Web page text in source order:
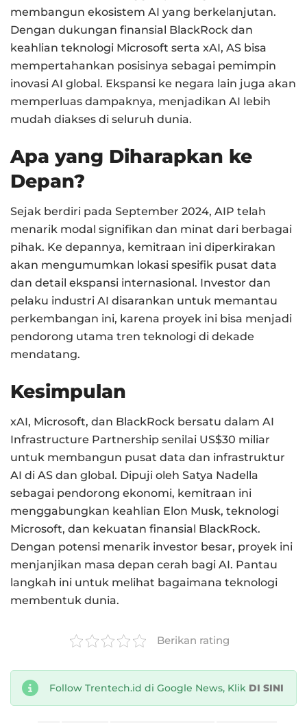
membangun ekosistem AI yang berkelanjutan.
Dengan dukungan finansial BlackRock dan
keahlian teknologi Microsoft serta xAI, AS bisa
mempertahankan posisinya sebagai pemimpin
inovasi AI global. Ekspansi ke negara lain juga akan
memperluas dampaknya, menjadikan AI lebih
mudah diakses di seluruh dunia.
Apa yang Diharapkan ke
Depan?
Sejak berdiri pada September 2024, AIP telah
menarik modal signifikan dan minat dari berbagai
pihak. Ke depannya, kemitraan ini diperkirakan
akan mengumumkan lokasi spesifik pusat data
dan detail ekspansi internasional. Investor dan
pelaku industri AI disarankan untuk memantau
perkembangan ini, karena proyek ini bisa menjadi
pendorong utama tren teknologi di dekade
mendatang.
Kesimpulan
xAI, Microsoft, dan BlackRock bersatu dalam AI
Infrastructure Partnership senilai US$30 miliar
untuk membangun pusat data dan infrastruktur
AI di AS dan global. Dipuji oleh Satya Nadella
sebagai pendorong ekonomi, kemitraan ini
menggabungkan keahlian Elon Musk, teknologi
Microsoft, dan kekuatan finansial BlackRock.
Dengan potensi menarik investor besar, proyek ini
menjanjikan masa depan cerah bagi AI. Pantau
langkah ini untuk melihat bagaimana teknologi
membentuk dunia.
Berikan rating
Follow Trentech.id di Google News, Klik DI SINI